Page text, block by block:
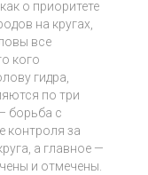
о приоритете
на кругах,
все
кого
гидра,
по три
борьба с
контроля за
а главное —
и отмечены.